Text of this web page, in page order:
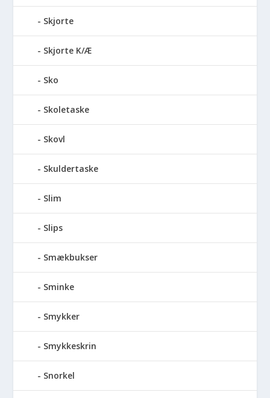
Skjorte
Skjorte K/Æ
Sko
Skoletaske
Skovl
Skuldertaske
Slim
Slips
Smækbukser
Sminke
Smykker
Smykkeskrin
Snorkel